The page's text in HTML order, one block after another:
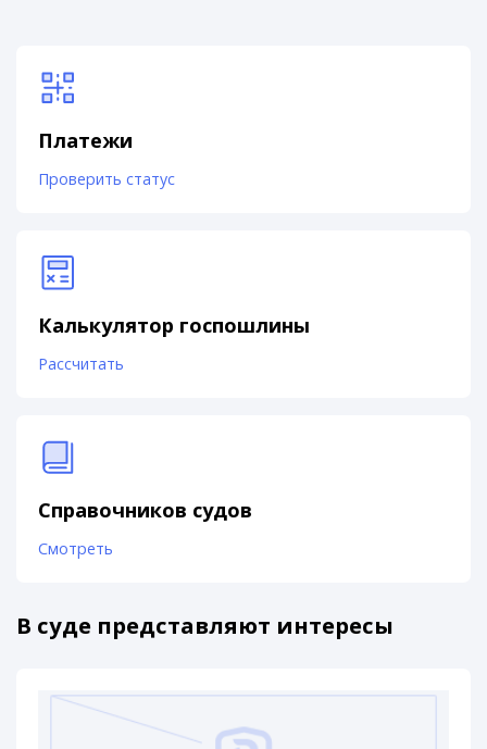
Платежи
Проверить статус
Калькулятор госпошлины
Рассчитать
Справочников судов
Смотреть
В суде представляют интересы